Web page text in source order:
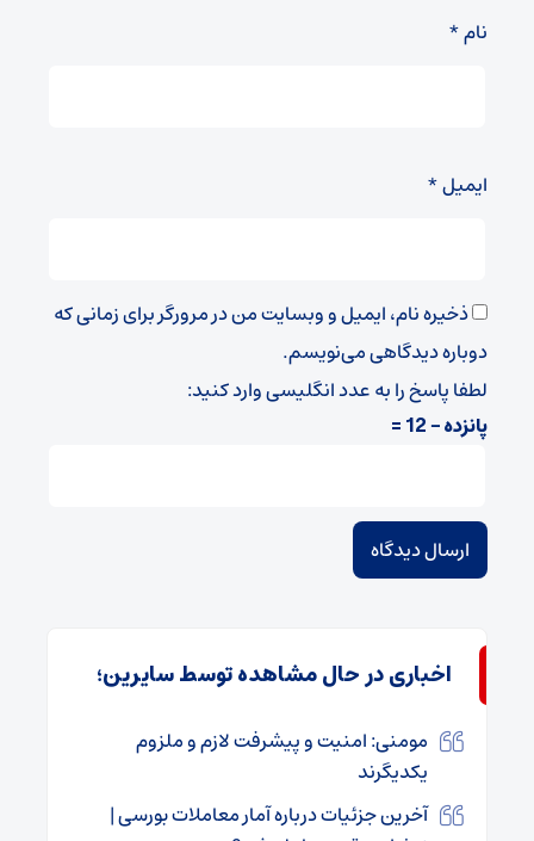
نام*
ایمیل*
ذخیره نام، ایمیل و وبسایت من در مرورگر برای زمانی که
دوباره دیدگاهی می‌نویسم.
لطفا پاسخ را به عدد انگلیسی وارد کنید:
پانزده − 12 =
اخباری در حال مشاهده توسط سایرین؛
مومنی: امنیت و پیشرفت لازم و ملزوم
یکدیگرند
آخرین جزئیات درباره آمار معاملات بورسی |